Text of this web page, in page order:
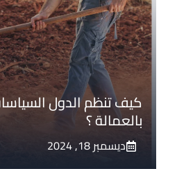
كيف تنظم الدول
بالعمالة ؟
ديسمبر 18, 2024